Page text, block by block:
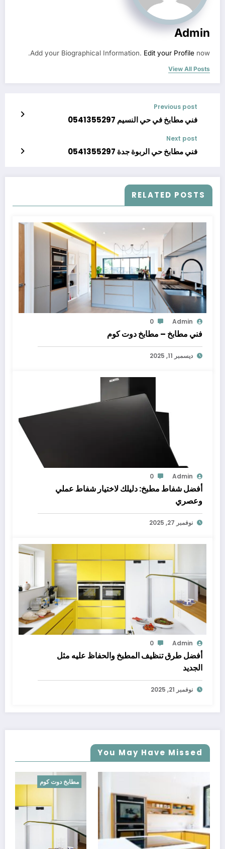
Admin
Add your Biographical Information. Edit your Profile now.
View All Posts
Previous post
فني مطابخ في حي النسيم 0541355297
Next post
فني مطابخ حي الربوة جدة 0541355297
RELATED POSTS
Admin
0
فني مطابخ – مطابخ دوت كوم
ديسمبر 11, 2025
Admin
0
أفضل شفاط مطبخ: دليلك لاختيار شفاط عملي
وعصري
نوفمبر 27, 2025
Admin
0
أفضل طرق تنظيف المطبخ والحفاظ عليه مثل
الجديد
نوفمبر 21, 2025
You May Have Missed